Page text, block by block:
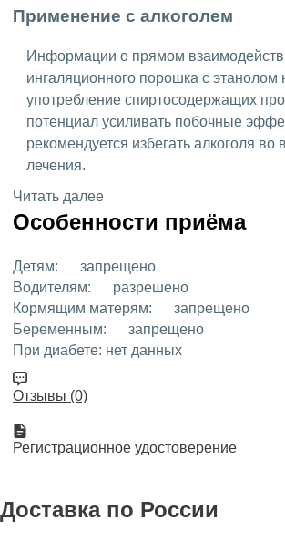
Применение с алкоголем
Информации о прямом
ингаляционного порошка с этанолом
употребление спиртосодержащих
потенциал усиливать побочные
рекомендуется избегать алкоголя во
лечения.
Читать далее
Особенности приёма
Детям:
запрещено
Водителям:
разрешено
Кормящим матерям:
запрещено
Беременным:
запрещено
При диабете: нет данных
Отзывы (0)
Регистрационное удостоверение
Доставка по России